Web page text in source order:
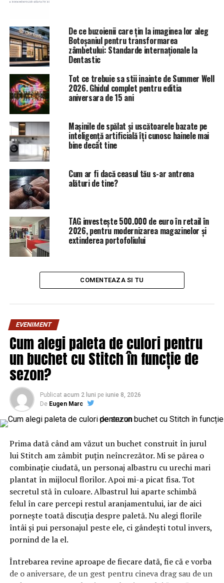
De ce buzoienii care țin la imaginea lor aleg
Botoșaniul pentru transformarea
zâmbetului: Standarde internaționale la
Dentastic
Tot ce trebuie sa stii inainte de Summer Well
2026. Ghidul complet pentru editia
aniversara de 15 ani
Mașinile de spălat și uscătoarele bazate pe
inteligență artificială îți cunosc hainele mai
bine decât tine
Cum ar fi dacă ceasul tău s-ar antrena
alături de tine?
TAG investește 500.000 de euro în retail în
2026, pentru modernizarea magazinelor și
extinderea portofoliului
COMENTEAZA SI TU
EVENIMENT
Cum alegi paleta de culori pentru
un buchet cu Stitch în funcție de
sezon?
Publicat acum 2 luni pe iunie 8, 2026
De Eugen Marc
Prima dată când am văzut un buchet construit în jurul
lui Stitch am zâmbit puțin neîncrezător. Mi se părea o
combinație ciudată, un personaj albastru cu urechi mari
plantat în mijlocul florilor. Apoi mi-a picat fisa. Tot
secretul stă în culoare. Albastrul lui aparte schimbă
felul în care percepi restul aranjamentului, iar de aici
pornește toată discuția despre paletă. Nu alegi florile
întâi și pui personajul peste ele, ci gândești totul invers,
pornind de la el.
Întrebarea revine aproape de fiecare dată, fie că e vorba
de o aniversare, de un gest pentru cineva drag sau de un